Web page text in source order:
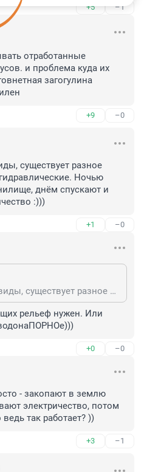
+5 –1
отработанные
и проблема куда их
загогулина
+9 –0
существует разное
Ночью
днём спускают и
:)))
+1 –0
Накопители, как и их виды, существует разное множество. Например гидравлические. Ночью закачивают воду в хранилище, днём спускают и вырабатывают электричество :)))
рельеф нужен. Или
+0 –0
- закопают в землю
электричество, потом
так работает? ))
+3 –1